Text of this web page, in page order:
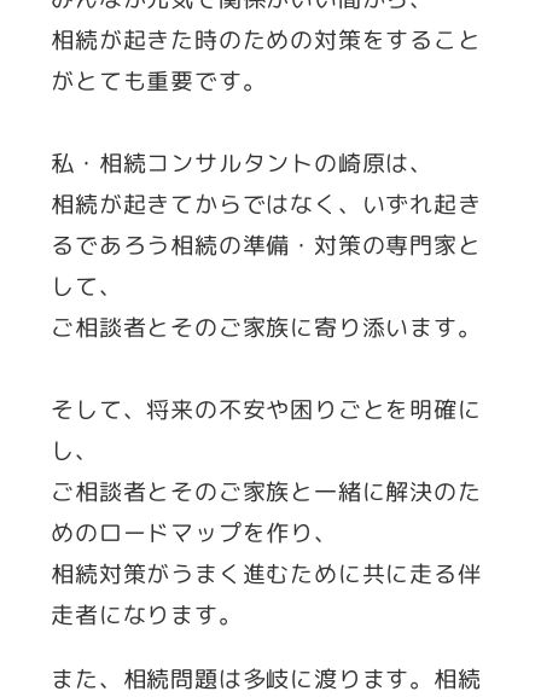
相続が起きた時のための対策をすること
がとても重要です。
私・相続コンサルタントの崎原は、
相続が起きてからではなく、いずれ起き
るであろう相続の準備・対策の専門家と
して、
ご相談者とそのご家族に寄り添います。
そして、将来の不安や困りごとを明確に
し、
ご相談者とそのご家族と一緒に解決のた
めのロードマップを作り、
相続対策がうまく進むために共に走る伴
走者になります。
また、相続問題は多岐に渡ります。相続